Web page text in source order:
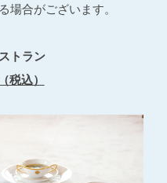
場合がございます。
トラン
税込）